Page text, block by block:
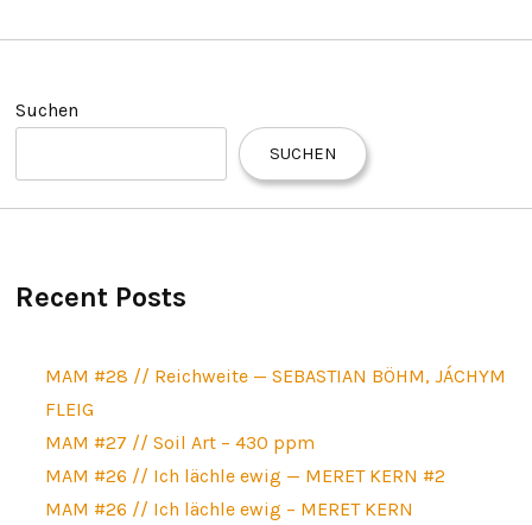
Suchen
SUCHEN
Recent Posts
MAM #28 // Reichweite — SEBASTIAN BÖHM, JÁCHYM
FLEIG
MAM #27 // Soil Art – 430 ppm
MAM #26 // Ich lächle ewig — MERET KERN #2
MAM #26 // Ich lächle ewig – MERET KERN